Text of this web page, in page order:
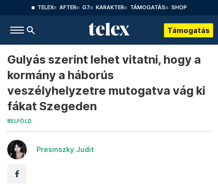
TELEX AFTER G7 KARAKTER TÁMOGATÁS SHOP
Támogatás
Gulyás szerint lehet vitatni, hogy a
kormány a háborús
veszélyhelyzetre mutogatva vág ki
fákat Szegeden
BELFÖLD
Presinszky Judit